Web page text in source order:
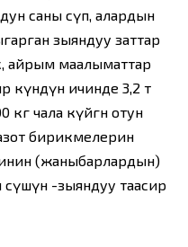
саны өсүп, алардын
зыяндуу заттар
айрым маалыматтар
күндүн ичинде 3,2 т
чала күйгөн отун
бирикмелерин
(жаныбарлардын)
-зыяндуу таасир